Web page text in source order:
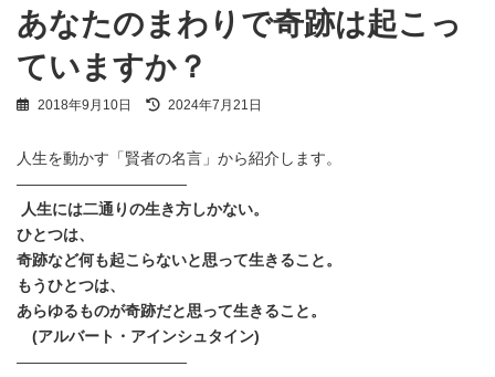
あなたのまわりで奇跡は起こっ
ていますか？
2018年9月10日
最
新
:
2024年7月21日
人生を動かす「賢者の名言」から紹介します。
———————————
人生には二通りの生き方しかない。
ひとつは、
奇跡など何も起こらないと思って生きること。
もうひとつは、
あらゆるものが奇跡だと思って生きること。
(アルバート・アインシュタイン)
———————————